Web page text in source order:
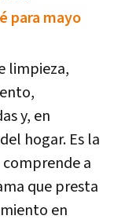
para mayo
limpieza,
y, en
hogar. Es la
a
que presta
en